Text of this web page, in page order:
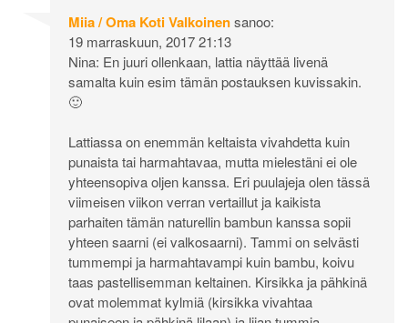
Miia / Oma Koti Valkoinensanoo:
19 marraskuun, 2017 21:13
Nina: En juuri ollenkaan, lattia näyttää livenä
samalta kuin esim tämän postauksen kuvissakin.
🙂
Lattiassa on enemmän keltaista vivahdetta kuin
punaista tai harmahtavaa, mutta mielestäni ei ole
yhteensopiva oljen kanssa. Eri puulajeja olen tässä
viimeisen viikon verran vertaillut ja kaikista
parhaiten tämän naturellin bambun kanssa sopii
yhteen saarni (ei valkosaarni). Tammi on selvästi
tummempi ja harmahtavampi kuin bambu, koivu
taas pastellisemman keltainen. Kirsikka ja pähkinä
ovat molemmat kylmiä (kirsikka vivahtaa